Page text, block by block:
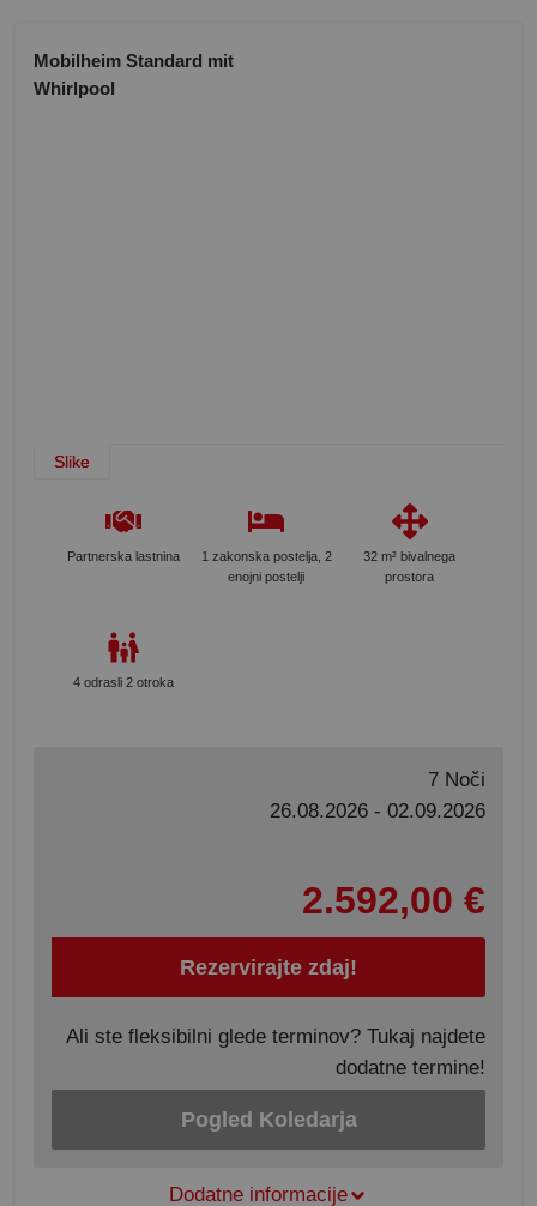
Mobilheim Standard mit
Whirlpool
Slike
Partnerska lastnina
1 zakonska postelja, 2
enojni postelji
32 m² bivalnega
prostora
4 odrasli 2 otroka
7 Noči
26.08.2026 - 02.09.2026
2.592,00 €
Rezervirajte zdaj!
Ali ste fleksibilni glede terminov? Tukaj najdete
dodatne termine!
Pogled Koledarja
Dodatne informacije